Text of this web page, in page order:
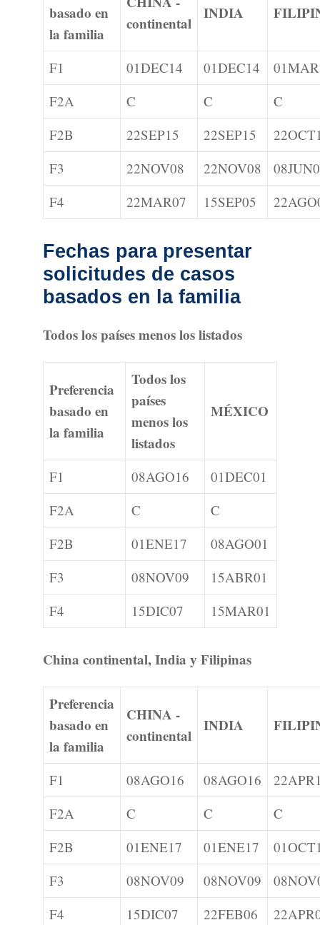
basado en
la familia
continental
INDIA
F1 01DEC14 01DEC14
F2A
C C
C
F2B
22SEP15 22SEP15
F3
22NOV08 22NOV08
F4
22MAR07 15SEP05
Fechas para presentar
solicitudes de casos
basados en la familia
Todos los países menos los listados
Preferencia
basado en
la familia
Todos los
países
menos los
listados
MÉXICO
F1 08AGO16
01DEC01
F2A
C
C
F2B
01ENE17
08AGO01
F3
08NOV09
15ABR01
F4
15DIC07 15MAR01
China continental, India y Filipinas
Preferencia
basado en
la familia
CHINA -
continental
INDIA
F1 08AGO16 08AGO16
F2A
C C
C
F2B
01ENE17 01ENE17
F3
08NOV09 08NOV09
F4
15DIC07 22FEB06